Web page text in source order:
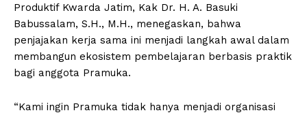
Produktif Kwarda Jatim, Kak Dr. H. A. Basuki
Babussalam, S.H., M.H., menegaskan, bahwa
penjajakan kerja sama ini menjadi langkah awal dalam
membangun ekosistem pembelajaran berbasis praktik
bagi anggota Pramuka.
“Kami ingin Pramuka tidak hanya menjadi organisasi